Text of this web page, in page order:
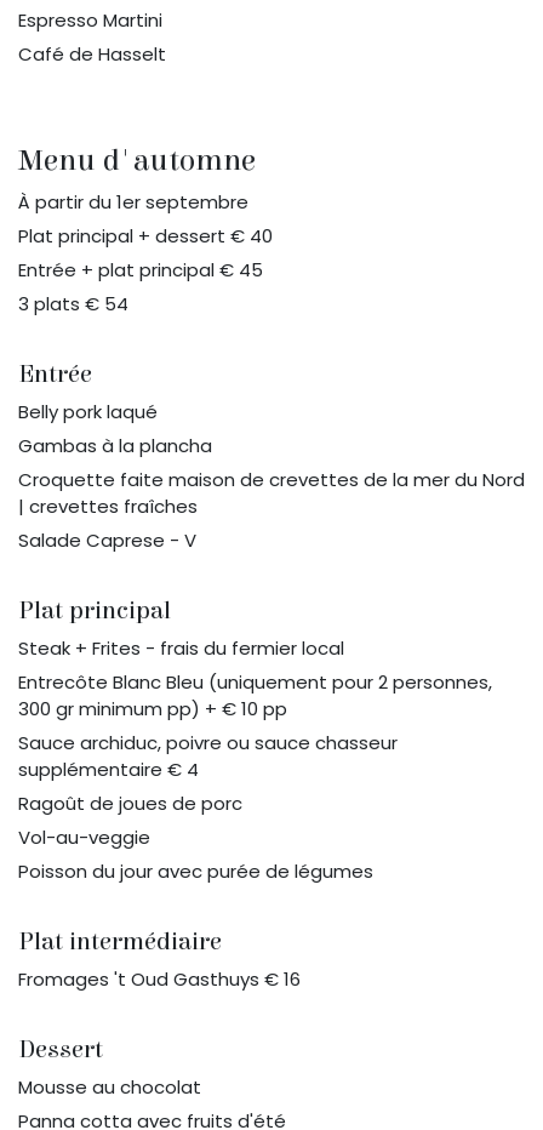
Espresso Martini
Café de Hasselt
Menu d'automne
À partir du 1er septembre
Plat principal + dessert € 40
Entrée + plat principal € 45
3 plats € 54
Entrée
Belly pork laqué
Gambas à la plancha
Croquette faite maison de crevettes de la mer du Nord
| crevettes fraîches
Salade Caprese - V
Plat principal
Steak + Frites - frais du fermier local
Entrecôte Blanc Bleu (uniquement pour 2 personnes,
300 gr minimum pp) + € 10 pp
Sauce archiduc, poivre ou sauce chasseur
supplémentaire € 4
Ragoût de joues de porc
Vol-au-veggie
Poisson du jour avec purée de légumes
Plat intermédiaire
Fromages 't Oud Gasthuys € 16
Dessert
Mousse au chocolat
Panna cotta avec fruits d'été